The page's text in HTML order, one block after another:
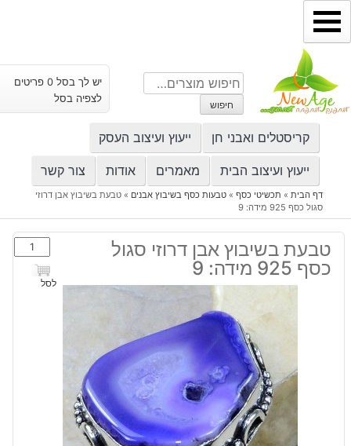
דילוג
לתוכן
חיפוש
עבור:
חיפוש
יש לך בסל 0 פריטים
לצפיה בסל
קריסטלים ואבני חן ייעוץ ועיצוב העסק
ייעוץ ועיצוב הבית מאמרים אודות צור קשר
דף הבית» תכשיטי כסף» טבעות כסף בשיבוץ אבנים » טבעת בשיבוץ אבן דרוזי
סגול כסף 925 מידה: 9
טבעת בשיבוץ אבן דרוזי סגול
כסף 925 מידה: 9
כמות
של
טבעת
לסל